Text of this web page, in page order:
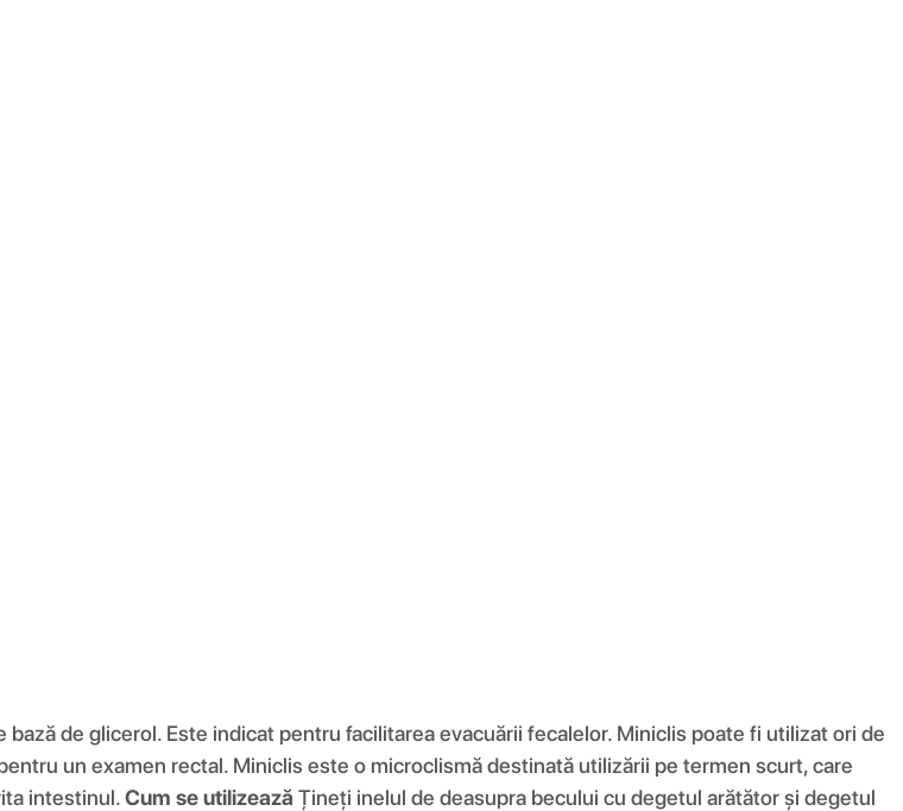
de glicerol. Este indicat pentru facilitarea evacuării fecalelor. Miniclis poate fi utilizat ori de
un examen rectal. Miniclis este o microclismă destinată utilizării pe termen scurt, care
intestinul.Cum se utilizează Țineți inelul de deasupra becului cu degetul arătător și degetul